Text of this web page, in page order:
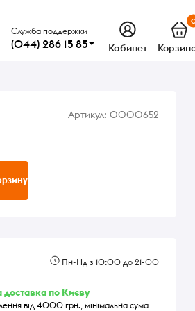
Служба поддержки
(044) 286 15 85 Кабинет
Артикул: 0000652
Пн-Нд з 10:00 до 21-00
по Києву
від 4000 грн., мінімальна сума